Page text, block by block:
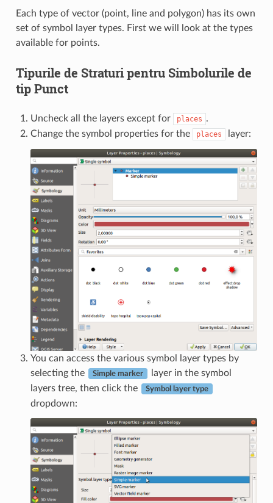
Each type of vector (point, line and polygon) has its own
set of symbol layer types. First we will look at the types
available for points.
Tipurile de Straturi pentru Simbolurile de
tip Punct
Uncheck all the layers except for places .
Change the symbol properties for the
places layer:
You can access the various symbol layer types by
selecting the
Simple marker
layer in the symbol
layers tree, then click the
Symbol layer type
dropdown: